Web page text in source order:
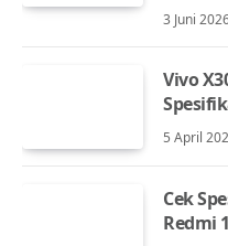
3 Juni
Vivo
5 April
Cek
Redmi